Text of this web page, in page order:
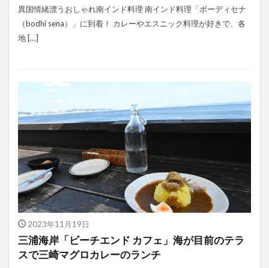
異国情緒漂うおしゃれ南インド料理 南インド料理「ボーディセナ
（bodhi sena）」に到着！ カレーやエスニック料理が好きで、各
地 […]
2023年11月19日
三浦海岸「ビーチエンド カフェ」海が目前のテラ
スで三崎マグロカレーのランチ